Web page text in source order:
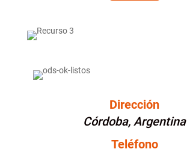
Dirección
Córdoba, Argentina
Teléfono